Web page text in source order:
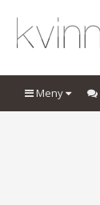
Meny